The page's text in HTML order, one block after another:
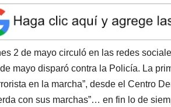
e
b
o
o
k
k
e
d
I
n
l
e
a
d
s
2 de mayo circuló en las redes
mayo disparó contra la Policía. La
en la marcha”, desde el Centro
con sus marchas”… en fin lo de